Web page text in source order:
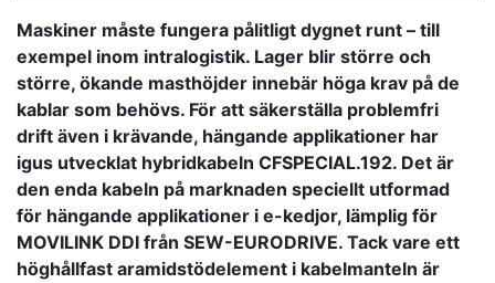
Maskiner måste fungera pålitligt dygnet runt – till
exempel inom intralogistik. Lager blir större och
större, ökande masthöjder innebär höga krav på de
kablar som behövs. För att säkerställa problemfri
drift även i krävande, hängande applikationer har
igus utvecklat hybridkabeln CFSPECIAL.192. Det är
den enda kabeln på marknaden speciellt utformad
för hängande applikationer i e-kedjor, lämplig för
MOVILINK DDI från SEW-EURODRIVE. Tack vare ett
höghållfast aramidstödelement i kabelmanteln är